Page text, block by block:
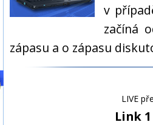
v
začíná
zápasu a o zápasu
LIVE
Link 1